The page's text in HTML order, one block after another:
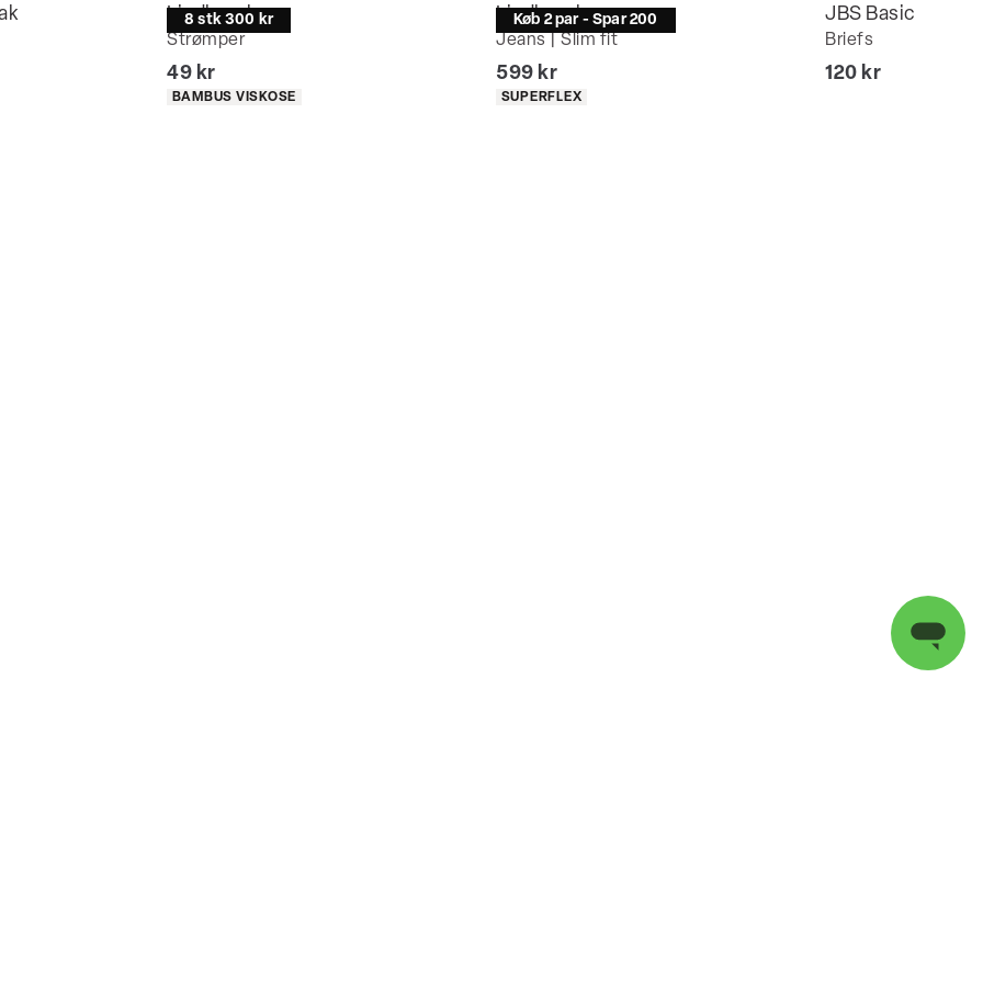
8 stk 300 kr
Lindbergh
Strømper
I alt (inkl. rabat)
49 kr
Produkt egenskaber
BAMBUS VISKOSE
Køb 2 par - Spar 200
Lindbergh
Jeans | Slim fit
I alt (inkl. rabat)
599 kr
Produkt egenskaber
SUPERFLEX
JBS Basic
Briefs
I alt (inkl. rabat)
120 kr